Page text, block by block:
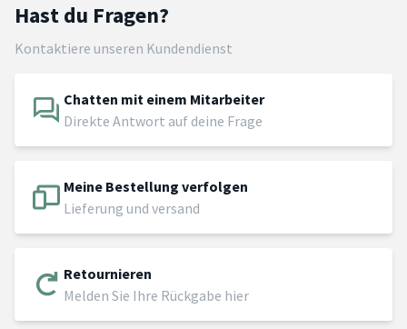
Hast du Fragen?
Kontaktiere unseren Kundendienst
Chatten mit einem Mitarbeiter
Direkte Antwort auf deine Frage
Meine Bestellung verfolgen
Lieferung und versand
Retournieren
Melden Sie Ihre Rückgabe hier